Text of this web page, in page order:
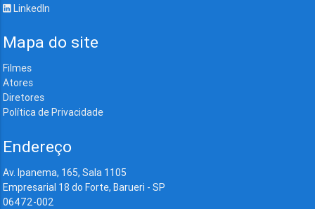
LinkedIn
Mapa do site
Filmes
Atores
Diretores
Política de Privacidade
Endereço
Av. Ipanema, 165, Sala 1105
Empresarial 18 do Forte, Barueri - SP
06472-002